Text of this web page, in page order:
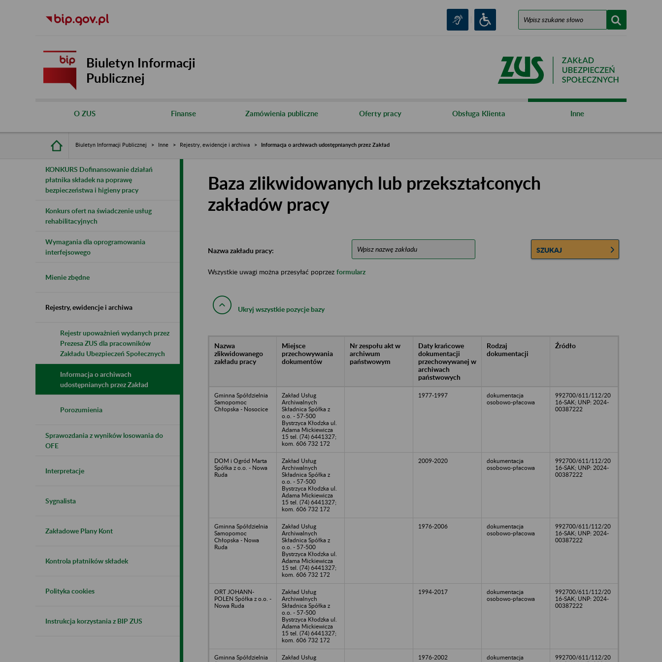
Biuletyn Informacji
Publicznej
O ZUS Finanse Zamówienia publiczne Oferty pracy Obsługa Klienta Inne
Biuletyn Informacji Publicznej Inne Rejestry, ewidencje i archiwa Informacja o archiwach udostępnianych przez Zakład
KONKURS Dofinansowanie działań
płatnika składek na poprawę
bezpieczeństwa i higieny pracy
Konkurs ofert na świadczenie usług
rehabilitacyjnych
Wymagania dla oprogramowania
interfejsowego
Mienie zbędne
Rejestry, ewidencje i archiwa
Rejestr upoważnień wydanych przez
Prezesa ZUS dla pracowników
Zakładu Ubezpieczeń Społecznych
Informacja o archiwach
udostępnianych przez Zakład
Porozumienia
Sprawozdania z wyników losowania do
OFE
Interpretacje
Sygnalista
Zakładowe Plany Kont
Kontrola płatników składek
Polityka cookies
Instrukcja korzystania z BIP ZUS
Baza zlikwidowanych lub przekształconych
zakładów pracy
Nazwa zakładu pracy: SZUKAJ
Wszystkie uwagi można przesyłać poprzez formularz
Ukryj wszystkie pozycje bazy
Nazwa
zlikwidowanego
zakładu pracy
Miejsce
przechowywania
dokumentów
Nr zespołu akt w
archiwum
państwowym
Daty krańcowe
dokumentacji
przechowywanej w
archiwach
państwowych
Rodzaj
dokumentacji
Źródło
Gminna Spółdzielnia
Samopomoc
Chłopska - Nosocice
Zakład Usług
Archiwalnych
Składnica Spółka z
o.o. - 57-500
Bystrzyca Kłodzka ul.
Adama Mickiewicza
15 tel. (74) 6441327;
kom. 606 732 172
1977-1997
dokumentacja
osobowo-płacowa
992700/611/112/20
16-SAK; UNP: 2024-
00387222
DOM i Ogród Marta
Spółka z o.o. - Nowa
Ruda
Zakład Usług
Archiwalnych
Składnica Spółka z
o.o. - 57-500
Bystrzyca Kłodzka ul.
Adama Mickiewicza
15 tel. (74) 6441327;
kom. 606 732 172
2009-2020
dokumentacja
osobowo-płacowa
992700/611/112/20
16-SAK; UNP: 2024-
00387222
Gminna Spółdzielnia
Samopomoc
Chłopska - Nowa
Ruda
Zakład Usług
Archiwalnych
Składnica Spółka z
o.o. - 57-500
Bystrzyca Kłodzka ul.
Adama Mickiewicza
15 tel. (74) 6441327;
kom. 606 732 172
1976-2006
dokumentacja
osobowo-płacowa
992700/611/112/20
16-SAK; UNP: 2024-
00387222
ORT JOHANN-
POLEN Spółka z o.o. -
Nowa Ruda
Zakład Usług
Archiwalnych
Składnica Spółka z
o.o. - 57-500
Bystrzyca Kłodzka ul.
Adama Mickiewicza
15 tel. (74) 6441327;
kom. 606 732 172
1994-2017
dokumentacja
osobowo-płacowa
992700/611/112/20
16-SAK; UNP: 2024-
00387222
Gminna Spółdzielnia
Zakład Usług
1976-2002
dokumentacja
992700/611/112/20